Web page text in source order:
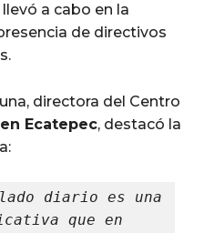
a cabo en la
de directivos
directora del Centro
en Ecatepec, destacó la
diario es una
que en